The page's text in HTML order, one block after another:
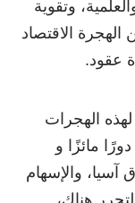
وتقوية
الاقتصاد
عقود.
لهذه الهجرات
مائزًا و
والإسهام
هناك،